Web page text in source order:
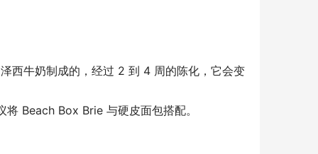
西牛奶制成的，经过 2 到 4 周的陈化，它会变
Beach Box Brie 与硬皮面包搭配。